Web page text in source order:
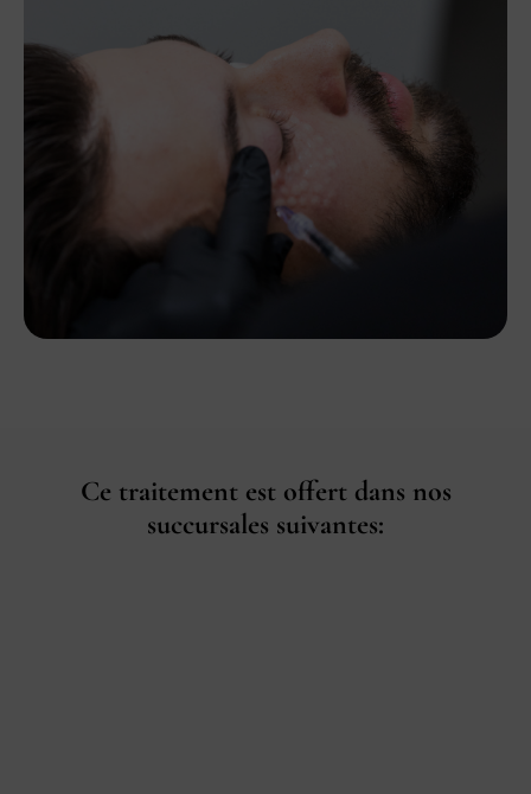
Ce traitement est offert dans nos
succursales suivantes: